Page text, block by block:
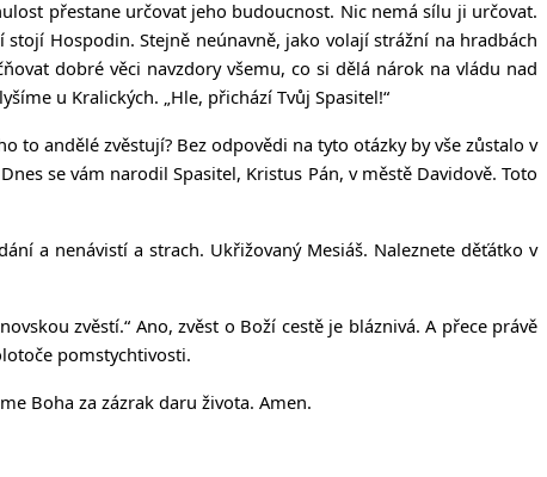
přestane určovat jeho budoucnost. Nic nemá sílu ji určovat.
Hospodin. Stejně neúnavně, jako volají strážní na hradbách
dobré věci navzdory všemu, co si dělá nárok na vládu nad
u Kralických. „Hle, přichází Tvůj Spasitel!“
to andělé zvěstují? Bez odpovědi na tyto otázky by vše zůstalo v
se vám narodil Spasitel, Kristus Pán, v městě Davidově. Toto
a nenávistí a strach. Ukřižovaný Mesiáš. Naleznete děťátko v
zvěstí.“ Ano, zvěst o Boží cestě je bláznivá. A přece právě
pomstychtivosti.
Boha za zázrak daru života. Amen.